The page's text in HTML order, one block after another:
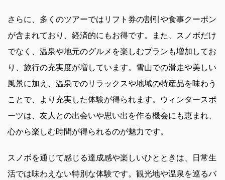
さらに、多くのツアーではリフト券の割引や食事クーポン
が含まれており、経済的にもお得です。また、スノボだけ
でなく、温泉や地元のグルメを楽しむプランも増加してお
り、旅行の充実度が増しています。雪山での滑走や美しい
風景に加え、温泉でのリラックスや地域の特産品を味わう
ことで、より充実した体験が得られます。ウィンタースポ
ーツは、友人との出会いや思い出を作る機会にも恵まれ、
心から楽しむ時間が得られるのが魅力です。
スノボを通じて感じる達成感や楽しいひとときは、日常生
活では味わえない特別な体験です。観光地や温泉を巡るバ